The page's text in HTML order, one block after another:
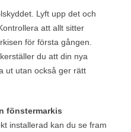
Lyft upp det och
att allt sitter
för första gången.
du att din nya
ut utan också ger rätt
fönstermarkis
installerad kan du se fram